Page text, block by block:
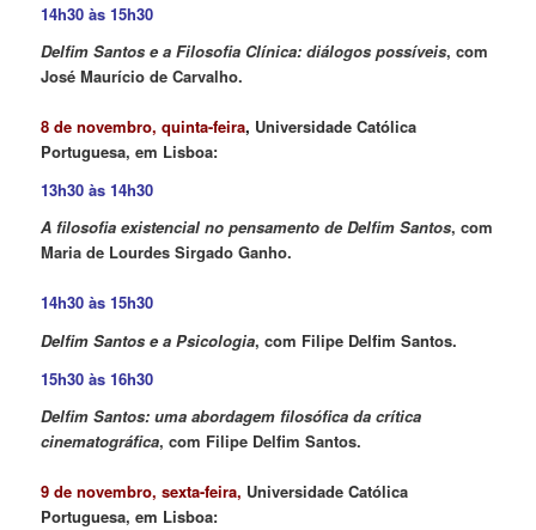
14h30 às 15h30
Delfim Santos e a Filosofia Clínica: diálogos possíveis, com
José Maurício de Carvalho.
8 de novembro, quinta-feira, Universidade Católica
Portuguesa, em Lisboa:
13h30 às 14h30
A filosofia existencial no pensamento de Delfim Santos, com
Maria de Lourdes Sirgado Ganho.
14h30 às 15h30
Delfim Santos e a Psicologia, com Filipe Delfim Santos.
15h30 às 16h30
Delfim Santos: uma abordagem filosófica da crítica
cinematográfica, com Filipe Delfim Santos.
9 de novembro, sexta-feira, Universidade Católica
Portuguesa, em Lisboa: